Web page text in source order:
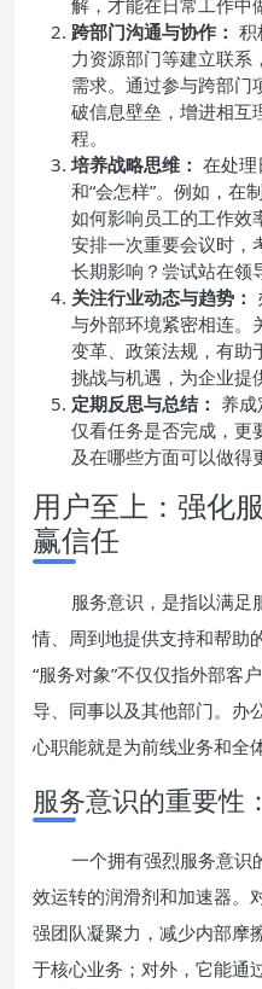
解，才能在日常工作中
跨部门沟通与协作： 积
力资源部门等建立联系
需求。通过参与跨部门
破信息壁垒，增进相互
程。
培养战略思维： 在处理
和“会怎样”。例如，在
如何影响员工的工作效
安排一次重要会议时，
长期影响？尝试站在领
关注行业动态与趋势：
与外部环境紧密相连。
变革、政策法规，有助
挑战与机遇，为企业提
定期反思与总结： 养
仅看任务是否完成，更
及在哪些方面可以做得
用户至上：强化
赢信任
服务意识，是指以满足
情、周到地提供支持和帮助
“服务对象”不仅仅指外部客
导、同事以及其他部门。办
心职能就是为前线业务和全
服务意识的重要性：
一个拥有强烈服务意识
效运转的润滑剂和加速器。
强团队凝聚力，减少内部摩
于核心业务；对外，它能通